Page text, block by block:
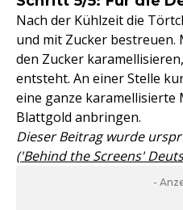
Nach der Kühlzeit die
und mit Zucker
den Zucker
entsteht. An einer Stelle
eine ganze karamellisierte
Blattgold anbringen.
Dieser Beitrag wurde
('Behind the Screens'
-